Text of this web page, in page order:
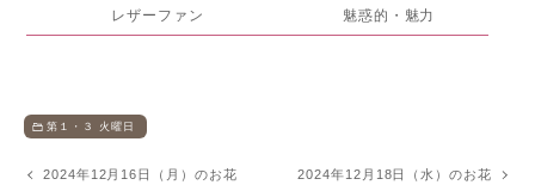
レザーファン 魅惑的・魅力
第１・３ 火曜日
2024年12月16日（月）のお花 2024年12月18日（水）のお花